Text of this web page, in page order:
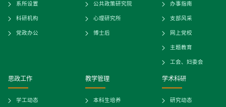
系所设置
科研机构
党政办公
公共政策研究院
心理研究所
博士后
办事指南
支部风采
网上党校
主题教育
工会、妇委会
思政工作
学工动态
教学管理
本科生培养
学术科研
研究动态